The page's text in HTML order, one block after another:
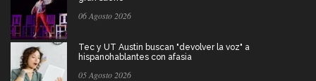
06 Agosto 2026
Tec y UT Austin buscan "devolver la voz" a
hispanohablantes con afasia
05 Agosto 2026